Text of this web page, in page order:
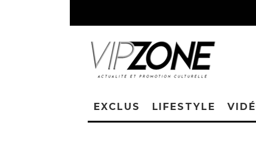
EXCLUS LIFESTYLE